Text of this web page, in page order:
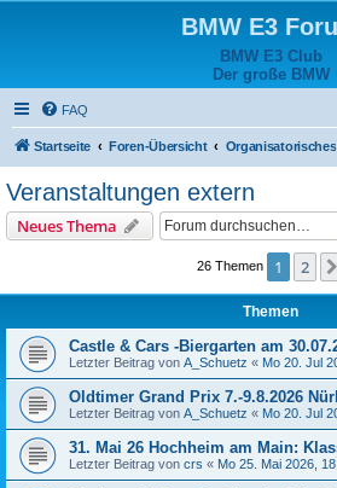
BMW E3
BMW E3 Club
Der große BMW
FAQ
Startseite Foren-Übersicht Organisatorisches
Veranstaltungen extern
Neues Thema
26 Themen 1 2
Themen
Castle & Cars -Biergarten am
Letzter Beitrag von A_Schuetz « Mo 20. Jul
Oldtimer Grand Prix 7.-9.8.2026
Letzter Beitrag von A_Schuetz « Mo 20. Jul
31. Mai 26 Hochheim am Main:
Letzter Beitrag von crs « Mo 25. Mai 2026,